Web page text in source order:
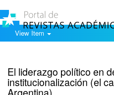
View Item
El liderazgo político en
institucionalización (el